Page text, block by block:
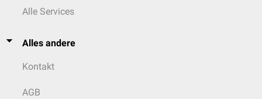
Alle Services
Alles andere
Kontakt
AGB